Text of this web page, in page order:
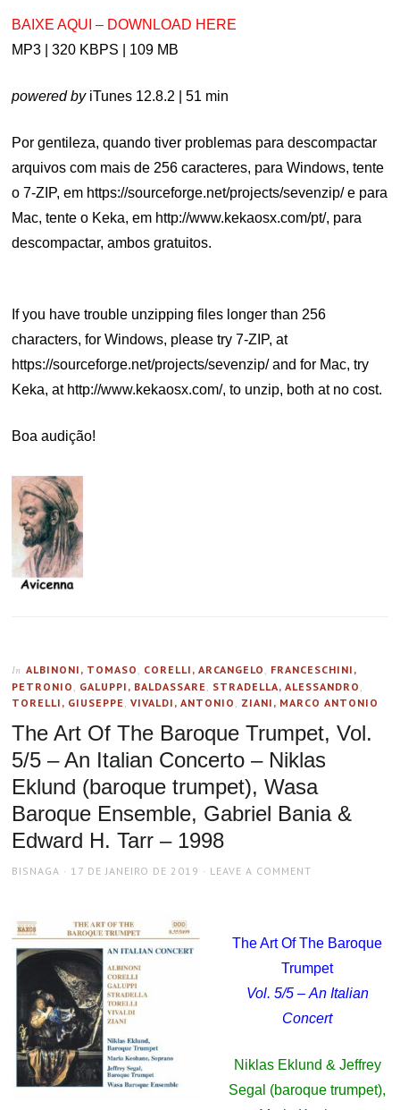
BAIXE AQUI – DOWNLOAD HERE
MP3 | 320 KBPS | 109 MB
powered byiTunes 12.8.2 | 51 min
Por gentileza, quando tiver problemas para descompactar
arquivos com mais de 256 caracteres, para Windows, tente
o 7-ZIP, em https://sourceforge.net/projects/sevenzip/ e para
Mac, tente o Keka, em http://www.kekaosx.com/pt/, para
descompactar, ambos gratuitos.
If you have trouble unzipping files longer than 256
characters, for Windows, please try 7-ZIP, at
https://sourceforge.net/projects/sevenzip/ and for Mac, try
Keka, at http://www.kekaosx.com/, to unzip, both at no cost.
Boa audição!
In ALBINONI, TOMASO , CORELLI, ARCANGELO , FRANCESCHINI,
PETRONIO , GALUPPI, BALDASSARE , STRADELLA, ALESSANDRO ,
TORELLI, GIUSEPPE ,VIVALDI, ANTONIO , ZIANI, MARCO ANTONIO
The Art Of The Baroque Trumpet, Vol.
5/5 – An Italian Concerto – Niklas
Eklund (baroque trumpet), Wasa
Baroque Ensemble, Gabriel Bania &
Edward H. Tarr – 1998
AUTHOR
BISNAGA
POSTED
17 DE JANEIRO DE 2019 LEAVE A COMMENT
The Art Of The Baroque
Trumpet
Vol. 5/5 – An Italian
Concert
Niklas Eklund & Jeffrey
Segal (baroque trumpet),